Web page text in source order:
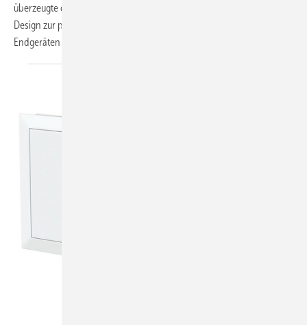
überzeugte die Jury mit spannenden Geschichten, kompatiblem
Design zur problemlosen Darstellung des Inhalts auf allen mobilen
Endgeräten sowie der